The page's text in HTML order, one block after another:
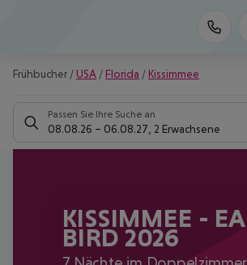
Frühbucher /USA / Florida / Kissimmee
Passen Sie Ihre Suche an
08.08.26 – 06.08.27 2 Erwachsene
KISSIMMEE -
BIRD 2026